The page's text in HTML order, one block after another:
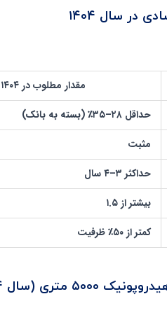
در سال ۱۴۰۴
مقدار مطلوب در ۱۴۰۴
حداقل ۲۸–۳۵٪ (بسته به بانک)
مثبت
حداکثر ۳–۴ سال
بیشتر از ۱.۵
کمتر از ۵۰٪ ظرفیت
۵۰۰۰ متری (سال ۱۴۰۴)